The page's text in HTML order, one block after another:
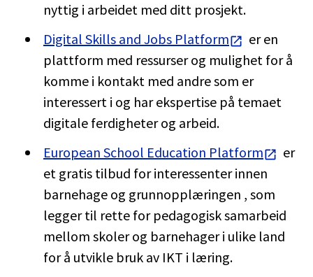
nyttig i arbeidet med ditt prosjekt.
Digital Skills and Jobs Platform
er en
plattform med ressurser og mulighet for å
komme i kontakt med andre som er
interessert i og har ekspertise på temaet
digitale ferdigheter og arbeid.
European School Education Platform
er
et gratis tilbud for interessenter innen
barnehage og grunnopplæringen , som
legger til rette for pedagogisk samarbeid
mellom skoler og barnehager i ulike land
for å utvikle bruk av IKT i læring.